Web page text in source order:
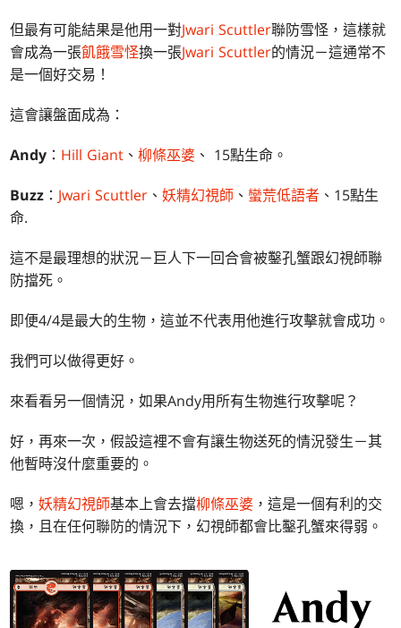
但最有可能結果是他用一對Jwari Scuttler聯防雪怪，這樣就
會成為一張飢餓雪怪換一張Jwari Scuttler的情況－這通常不
是一個好交易！
這會讓盤面成為：
Andy ： Hill Giant 、柳條巫婆 、 15點生命。
Buzz ： Jwari Scuttler 、妖精幻視師 、 蠻荒低語者 、15點生
命.
這不是最理想的狀況－巨人下一回合會被鑿孔蟹跟幻視師聯
防擋死。
即便4/4是最大的生物，這並不代表用他進行攻擊就會成功。
我們可以做得更好。
來看看另一個情況，如果Andy用所有生物進行攻擊呢？
好，再來一次，假設這裡不會有讓生物送死的情況發生－其
他暫時沒什麼重要的。
嗯，妖精幻視師基本上會去擋柳條巫婆 ，這是一個有利的交
換，且在任何聯防的情況下，幻視師都會比鑿孔蟹來得弱。